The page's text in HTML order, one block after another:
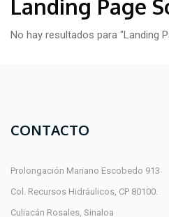
Landing Page
No hay resultados para "Landing
CONTACTO
Prolongación Mariano Escobedo 913
Col. Recursos Hidráulicos, CP 80100.
Culiacán Rosales, Sinaloa